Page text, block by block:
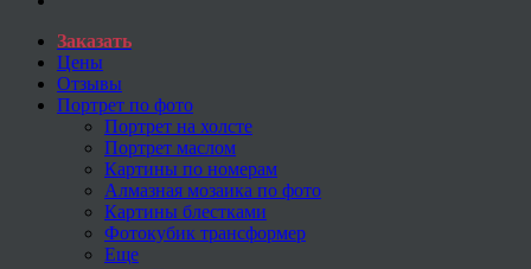
Заказать
Цены
Отзывы
Портрет по фото
Портрет на холсте
Портрет маслом
Картины по номерам
Алмазная мозаика по фото
Картины блестками
Фотокубик трансформер
Еще